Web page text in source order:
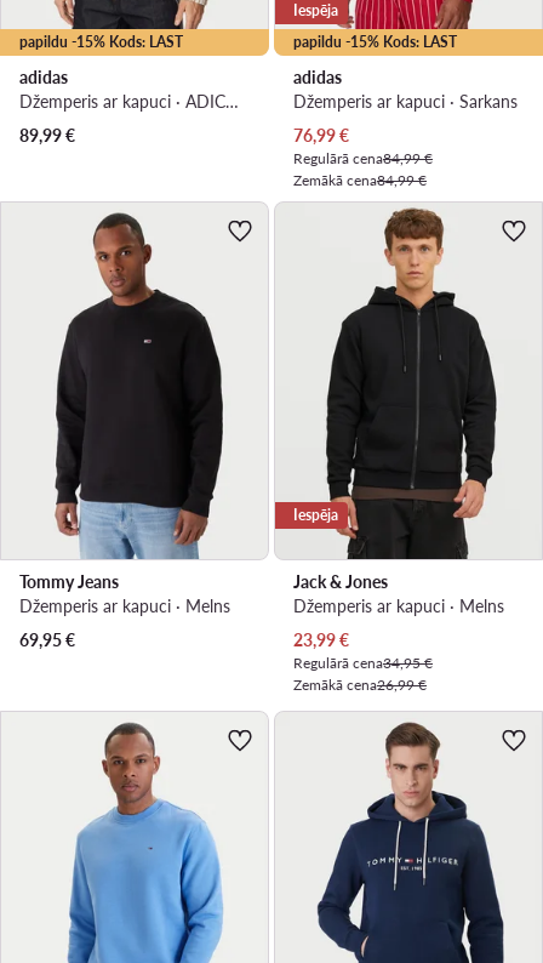
papildu -15% Kods: LAST
adidas
Džemperis ar kapuci · ADICOLOR · Bēšs
89,99€
papildu -15% Kods: LAST
Iespēja
adidas
Džemperis ar kapuci · Sarkans
Pašreizējā cena
76,99€
Regulārā cena84,99 €
Zemākā cena84,99 €
Tommy Jeans
Džemperis ar kapuci · Melns
69,95€
Iespēja
Jack & Jones
Džemperis ar kapuci · Melns
Pašreizējā cena
23,99€
Regulārā cena34,95 €
Zemākā cena26,99 €